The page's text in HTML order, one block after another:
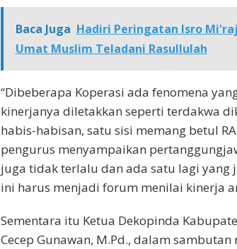
Baca Juga Hadiri Peringatan Isro
Umat Muslim Teladani Rasullulah
“Dibeberapa Koperasi ada fenomena
kinerjanya diletakkan seperti terdakwa
habis-habisan, satu sisi memang betul
pengurus menyampaikan
juga tidak terlalu dan ada satu lagi yang
ini harus menjadi forum menilai kinerja
Sementara itu Ketua Dekopinda
Cecep Gunawan, M.Pd., dalam